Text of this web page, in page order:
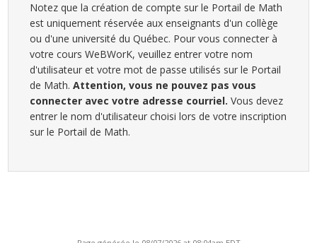
Notez que la création de compte sur le Portail de Math
est uniquement réservée aux enseignants d'un collège
ou d'une université du Québec. Pour vous connecter à
votre cours WeBWorK, veuillez entrer votre nom
d'utilisateur et votre mot de passe utilisés sur le Portail
de Math.Attention, vous ne pouvez pas vous
connecter avec votre adresse courriel. Vous devez
entrer le nom d'utilisateur choisi lors de votre inscription
sur le Portail de Math.